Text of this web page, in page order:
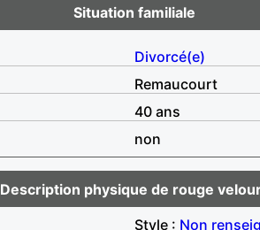
Situation familiale
Divorcé(e)
Remaucourt
40 ans
non
Description physique de rouge
Style : Non